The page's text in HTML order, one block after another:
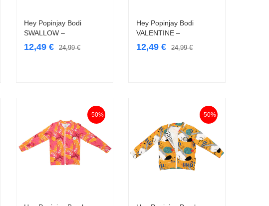
Vali
Hey Popinjay Bodi
SWALLOW –
24,99€
12,49 €
Vali
Hey Popinjay Bodi
VALENTINE –
24,99€
12,49 €
-50% -50%